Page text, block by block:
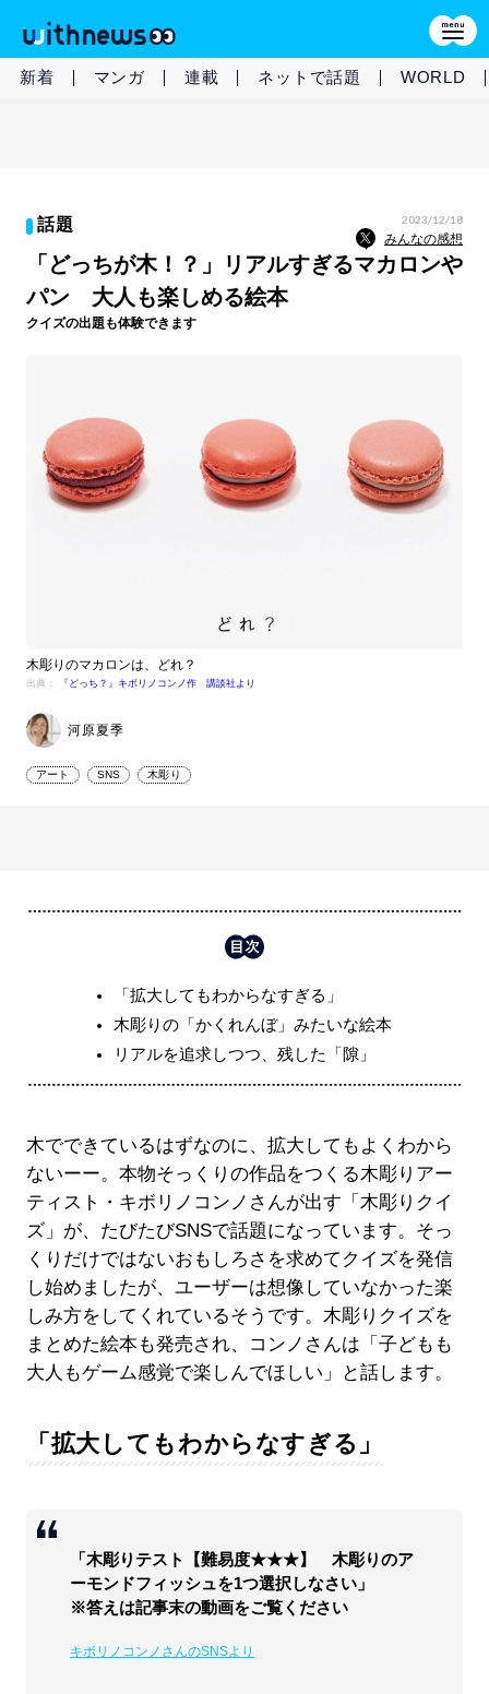
新着 マンガ 連載 ネットで話題 WORLD
話題 2023/12/18
みんなの感想
「どっちが木！？」リアルすぎるマカロンや
パン 大人も楽しめる絵本
クイズの出題も体験できます
木彫りのマカロンは、どれ？
出典： 『どっち？』キボリノコンノ作 講談社より
河原夏季
アート SNS 木彫り
「拡大してもわからなすぎる」
木彫りの「かくれんぼ」みたいな絵本
リアルを追求しつつ、残した「隙」
木でできているはずなのに、拡大してもよくわから
ないーー。本物そっくりの作品をつくる木彫りアー
ティスト・キボリノコンノさんが出す「木彫りクイ
ズ」が、たびたびSNSで話題になっています。そっ
くりだけではないおもしろさを求めてクイズを発信
し始めましたが、ユーザーは想像していなかった楽
しみ方をしてくれているそうです。木彫りクイズを
まとめた絵本も発売され、コンノさんは「子どもも
大人もゲーム感覚で楽しんでほしい」と話します。
「拡大してもわからなすぎる」
「木彫りテスト【難易度★★★】 木彫りのア
ーモンドフィッシュを1つ選択しなさい」
※答えは記事末の動画をご覧ください
キボリノコンノさんのSNSより